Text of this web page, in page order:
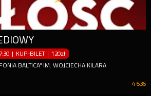
| KUP-BILET |120zł
BALTICA" IM. WOJCIECHA KILARA
4 636